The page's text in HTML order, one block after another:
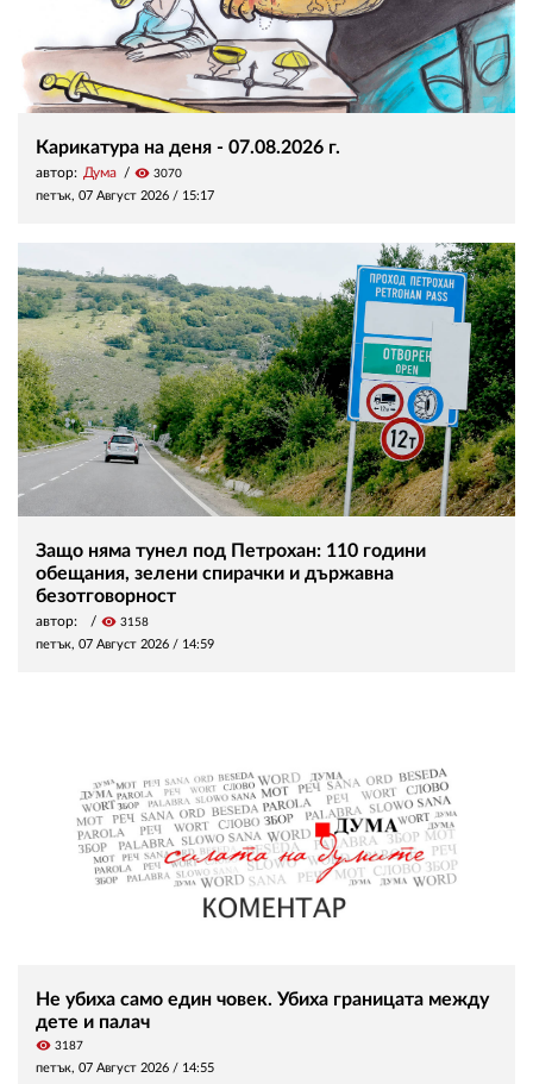
Карикатура на деня - 07.08.2026 г.
автор: Дума visibility 3070
петък, 07 Август 2026 / 15:17
Защо няма тунел под Петрохан: 110 години
обещания, зелени спирачки и държавна
безотговорност
автор: visibility 3158
петък, 07 Август 2026 / 14:59
Не убиха само един човек. Убиха границата между
дете и палач
visibility 3187
петък, 07 Август 2026 / 14:55